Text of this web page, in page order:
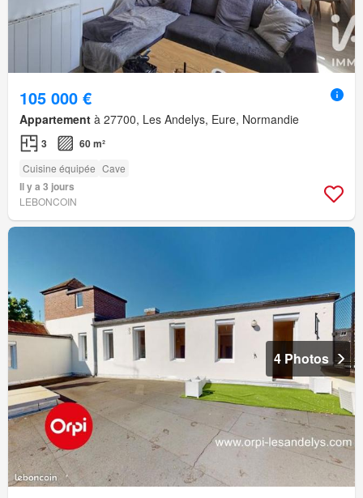
105 000 €
Appartement à 27700, Les Andelys, Eure, Normandie
3 60 m²
Cuisine équipée Cave
Il y a 3 jours
LEBONCOIN
4 Photos